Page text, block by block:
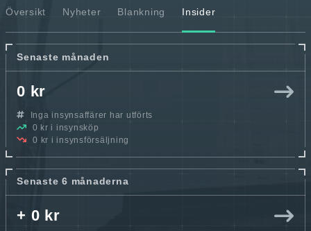
Översikt Nyheter Blankning Insider
Senaste månaden
0 kr
Inga insynsaffärer har utförts
0 kr i insynsköp
0 kr i insynsförsäljning
Senaste 6 månaderna
+ 0 kr